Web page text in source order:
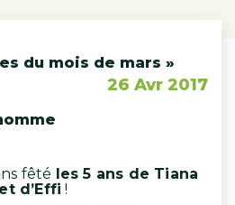
du mois de mars »
26 Avr 2017
fêté les 5 ans de Tiana
et d’Effi !